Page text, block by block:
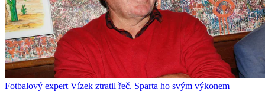
Fotbalový expert Vízek ztratil řeč. Sparta ho svým výkonem